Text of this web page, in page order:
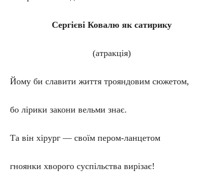
Сергієві Ковалю як сатирику
(атракція)
Йому би славити життя трояндовим сюжетом,
бо лірики закони вельми знає.
Та він хірург — своїм пером-ланцетом
гноянки хворого суспільства вирізає!